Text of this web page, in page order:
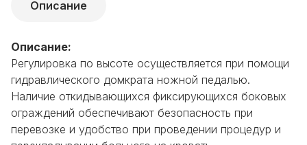
Описание
Описание:
Регулировка по высоте осуществляется при помощи
гидравлического домкрата ножной педалью.
Наличие откидывающихся фиксирующихся боковых
ограждений обеспечивают безопасность при
перевозке и удобство при проведении процедур и